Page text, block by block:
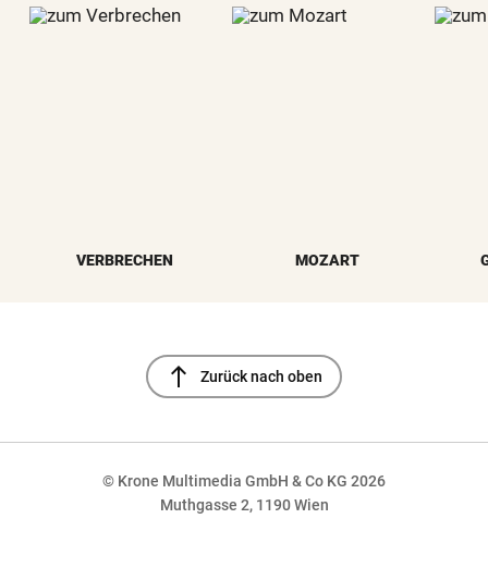
VERBRECHEN MOZART
north Zurück nach oben
© Krone Multimedia GmbH & Co KG 2026
Muthgasse 2, 1190 Wien